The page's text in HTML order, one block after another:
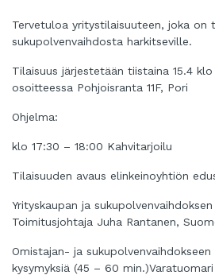
Tervetuloa yritystilaisuuteen, joka
sukupolvenvaihdosta harkitseville.
Tilaisuus järjestetään tiistaina 15.4
osoitteessa Pohjoisranta 11F, Pori
Ohjelma:
klo 17:30 – 18:00 Kahvitarjoilu
Tilaisuuden avaus elinkeinoyhtiön
Yrityskaupan ja
Toimitusjohtaja Juha Rantanen,
Omistajan- ja
kysymyksiä (45 – 60